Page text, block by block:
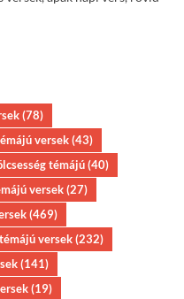
(78)
versek(43)
témájú(40)
versek(27)
(469)
versek(232)
(141)
(19)